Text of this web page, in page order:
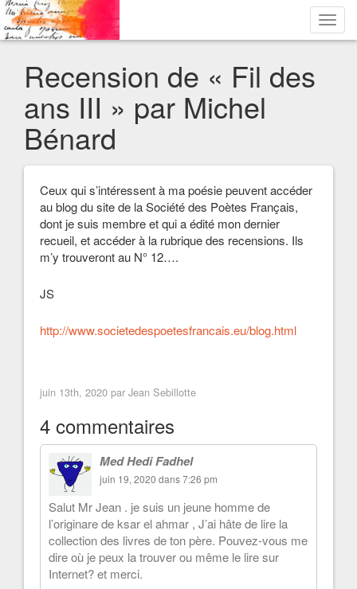
Recension de « Fil des
ans III » par Michel
Bénard
Ceux qui s’intéressent à ma poésie peuvent accéder
au blog du site de la Société des Poètes Français,
dont je suis membre et qui a édité mon dernier
recueil, et accéder à la rubrique des recensions. Ils
m’y trouveront au N° 12….
JS
http://www.societedespoetesfrancais.eu/blog.html
juin 13th, 2020 par Jean Sebillotte
4 commentaires
Med Hedi Fadhel
juin 19, 2020 dans 7:26 pm
Salut Mr Jean . je suis un jeune homme de
l’originare de ksar el ahmar , J’ai hâte de lire la
collection des livres de ton père. Pouvez-vous me
dire où je peux la trouver ou même le lire sur
Internet? et merci.